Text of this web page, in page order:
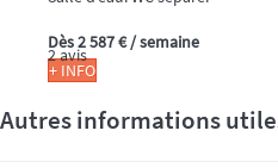
2 avis
Dès2 587 €/ semaine
+ INFO
Autres informations